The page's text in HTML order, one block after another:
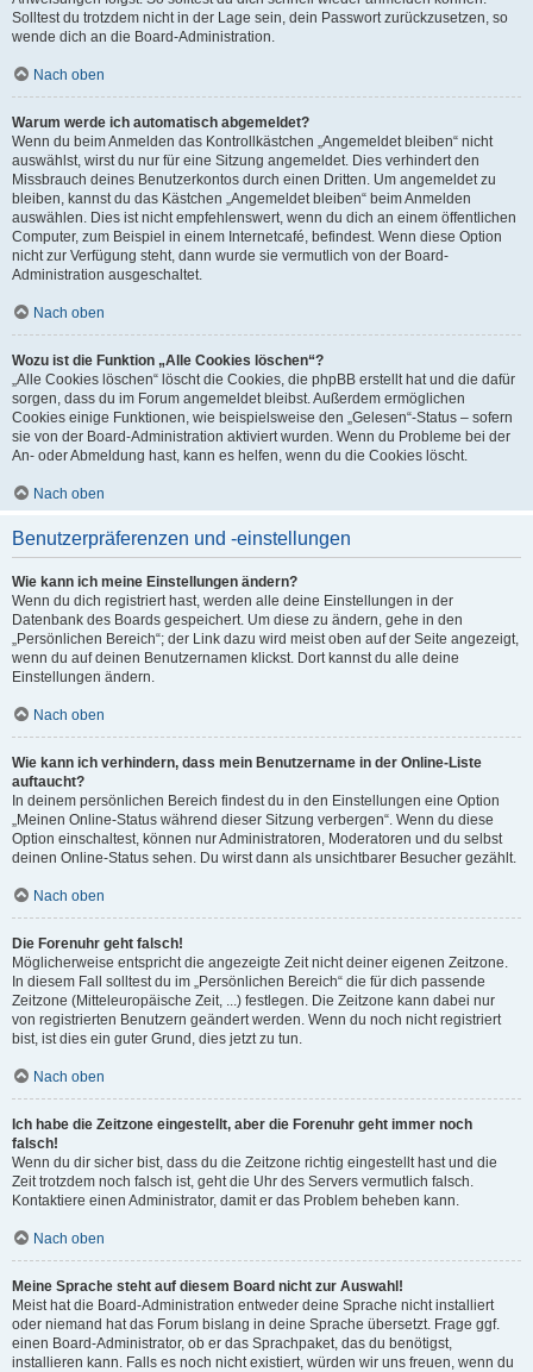
Solltest du trotzdem nicht in der Lage sein, dein Passwort zurückzusetzen, so
wende dich an die Board-Administration.
Nach oben
Warum werde ich automatisch abgemeldet?
Wenn du beim Anmelden das Kontrollkästchen „Angemeldet bleiben“ nicht
auswählst, wirst du nur für eine Sitzung angemeldet. Dies verhindert den
Missbrauch deines Benutzerkontos durch einen Dritten. Um angemeldet zu
bleiben, kannst du das Kästchen „Angemeldet bleiben“ beim Anmelden
auswählen. Dies ist nicht empfehlenswert, wenn du dich an einem öffentlichen
Computer, zum Beispiel in einem Internetcafé, befindest. Wenn diese Option
nicht zur Verfügung steht, dann wurde sie vermutlich von der Board-
Administration ausgeschaltet.
Nach oben
Wozu ist die Funktion „Alle Cookies löschen“?
„Alle Cookies löschen“ löscht die Cookies, die phpBB erstellt hat und die dafür
sorgen, dass du im Forum angemeldet bleibst. Außerdem ermöglichen
Cookies einige Funktionen, wie beispielsweise den „Gelesen“-Status – sofern
sie von der Board-Administration aktiviert wurden. Wenn du Probleme bei der
An- oder Abmeldung hast, kann es helfen, wenn du die Cookies löscht.
Nach oben
Benutzerpräferenzen und -einstellungen
Wie kann ich meine Einstellungen ändern?
Wenn du dich registriert hast, werden alle deine Einstellungen in der
Datenbank des Boards gespeichert. Um diese zu ändern, gehe in den
„Persönlichen Bereich“; der Link dazu wird meist oben auf der Seite angezeigt,
wenn du auf deinen Benutzernamen klickst. Dort kannst du alle deine
Einstellungen ändern.
Nach oben
Wie kann ich verhindern, dass mein Benutzername in der Online-Liste
auftaucht?
In deinem persönlichen Bereich findest du in den Einstellungen eine Option
„Meinen Online-Status während dieser Sitzung verbergen“. Wenn du diese
Option einschaltest, können nur Administratoren, Moderatoren und du selbst
deinen Online-Status sehen. Du wirst dann als unsichtbarer Besucher gezählt.
Nach oben
Die Forenuhr geht falsch!
Möglicherweise entspricht die angezeigte Zeit nicht deiner eigenen Zeitzone.
In diesem Fall solltest du im „Persönlichen Bereich“ die für dich passende
Zeitzone (Mitteleuropäische Zeit, ...) festlegen. Die Zeitzone kann dabei nur
von registrierten Benutzern geändert werden. Wenn du noch nicht registriert
bist, ist dies ein guter Grund, dies jetzt zu tun.
Nach oben
Ich habe die Zeitzone eingestellt, aber die Forenuhr geht immer noch
falsch!
Wenn du dir sicher bist, dass du die Zeitzone richtig eingestellt hast und die
Zeit trotzdem noch falsch ist, geht die Uhr des Servers vermutlich falsch.
Kontaktiere einen Administrator, damit er das Problem beheben kann.
Nach oben
Meine Sprache steht auf diesem Board nicht zur Auswahl!
Meist hat die Board-Administration entweder deine Sprache nicht installiert
oder niemand hat das Forum bislang in deine Sprache übersetzt. Frage ggf.
einen Board-Administrator, ob er das Sprachpaket, das du benötigst,
installieren kann. Falls es noch nicht existiert, würden wir uns freuen, wenn du